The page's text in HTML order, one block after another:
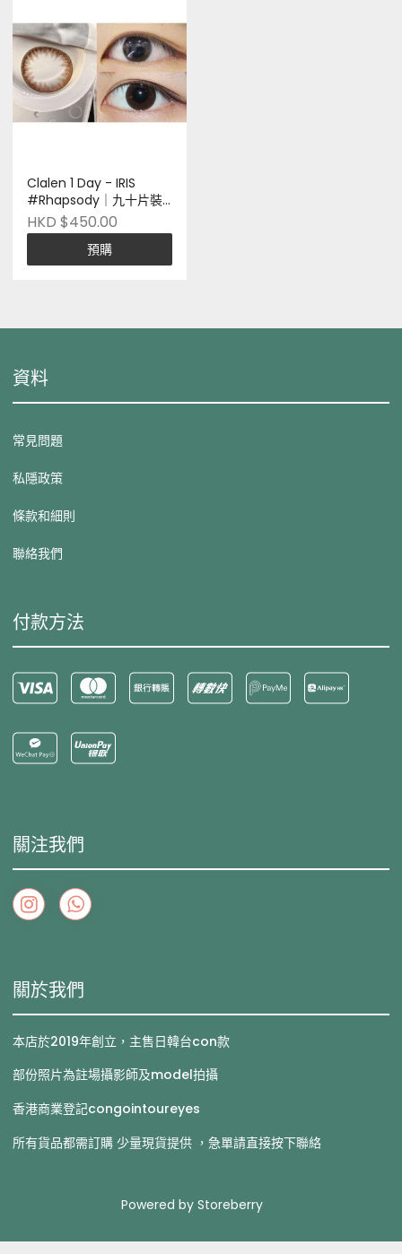
Clalen 1 Day - IRIS
#Rhapsody｜九十片裝
｜韓國品牌｜Pre-order
HKD $450.00
預購
資料
常見問題
私隱政策
條款和細則
聯絡我們
付款方法
關注我們
關於我們
本店於2019年創立，主售日韓台con款
部份照片為註場攝影師及model拍攝
香港商業登記congointoureyes
所有貨品都需訂購 少量現貨提供 ，急單請直接按下聯絡
Powered by Storeberry